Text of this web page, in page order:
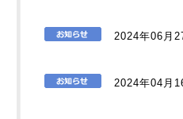
2024年06月
2024年04月